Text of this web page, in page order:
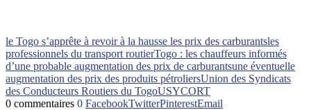
le Togo s’apprête à revoir à la hausse les prix des carburantsles
professionnels du transport routierTogo : les chauffeurs informés
d’une probable augmentation des prix de carburantsune éventuelle
augmentation des prix des produits pétroliersUnion des Syndicats
des Conducteurs Routiers du TogoUSYCORT
0 commentaires 0 FacebookTwitterPinterestEmail